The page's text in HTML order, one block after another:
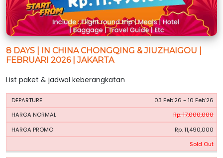
8 DAYS | IN CHINA CHONGQING & JIUZHAIGOU |
FEBRUARI 2026 | JAKARTA
List paket & jadwal keberangkatan
PERIODE
HARGA
03 Feb'26 - 10 Feb'26
Rp. 17,000,000
Rp. 11,490,000
Sold Out